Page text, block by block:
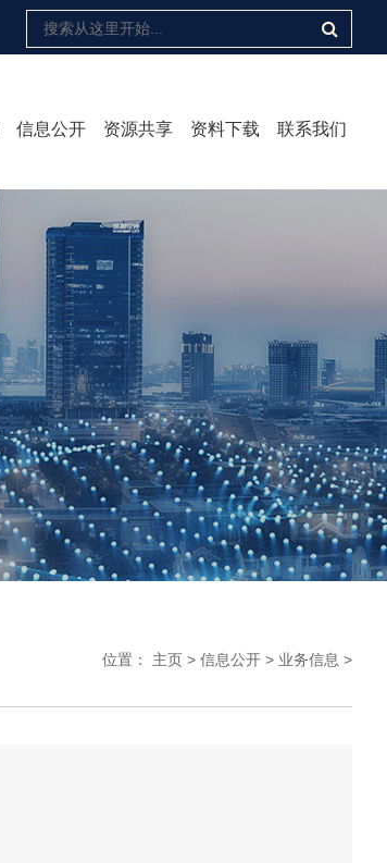
信息公开 资源共享 资料下载 联系我们
位置： 主页 > 信息公开 > 业务信息 >